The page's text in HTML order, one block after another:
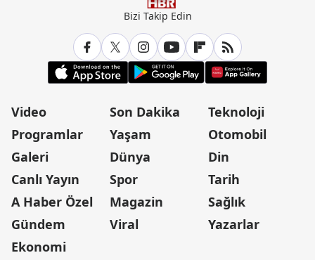
Bizi Takip Edin
Video
Programlar
Galeri
Canlı Yayın
A Haber Özel
Gündem
Ekonomi
Son Dakika
Yaşam
Dünya
Spor
Magazin
Viral
Teknoloji
Otomobil
Din
Tarih
Sağlık
Yazarlar